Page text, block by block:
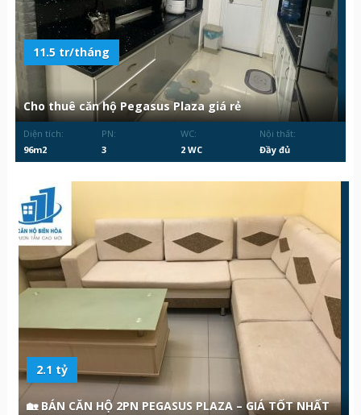
11.5 tr/tháng
Cho thuê căn hộ Pegasus Plaza giá rẻ
Diện tích:
96m2
PN:
3
WC:
2 WC
Nội thất:
Đầy đủ
2.1 tỷ
🏡 BÁN CĂN HỘ 2PN PEGASUS PLAZA – GIÁ TỐT NHẤT